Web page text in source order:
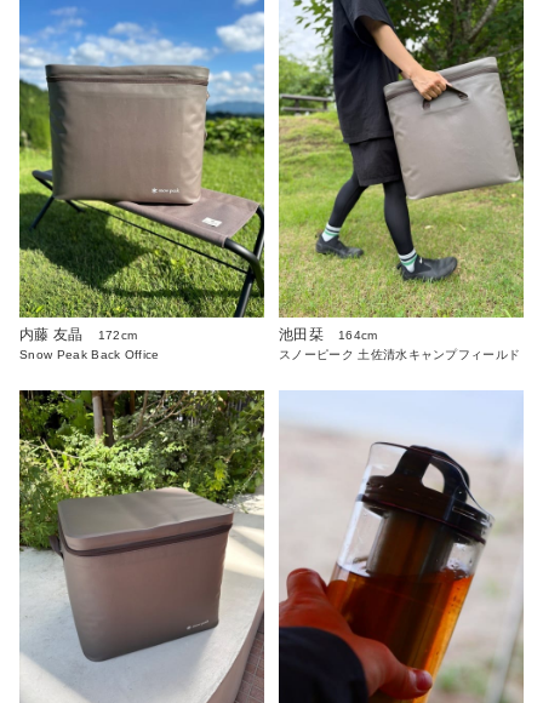
内藤 友晶
172cm
Snow Peak Back Office
池田栞
164cm
スノーピーク 土佐清水キャンプフィールド